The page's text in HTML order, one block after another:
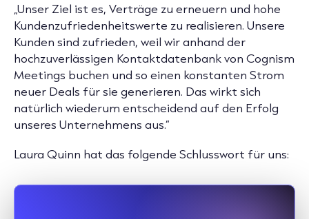
„Unser Ziel ist es, Verträge zu erneuern und hohe
Kundenzufriedenheitswerte zu realisieren. Unsere
Kunden sind zufrieden, weil wir anhand der
hochzuverlässigen Kontaktdatenbank von Cognism
Meetings buchen und so einen konstanten Strom
neuer Deals für sie generieren. Das wirkt sich
natürlich wiederum entscheidend auf den Erfolg
unseres Unternehmens aus.“
Laura Quinn hat das folgende Schlusswort für uns: